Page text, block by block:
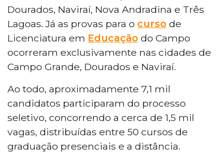
Dourados, Naviraí, Nova Andradina e Três
Lagoas. Já as provas para o curso de
Licenciatura em Educação do Campo
ocorreram exclusivamente nas cidades de
Campo Grande, Dourados e Naviraí.
Ao todo, aproximadamente 7,1 mil
candidatos participaram do processo
seletivo, concorrendo a cerca de 1,5 mil
vagas, distribuídas entre 50 cursos de
graduação presenciais e a distância.